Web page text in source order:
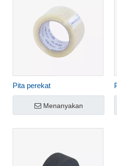
Pita perekat
Menanyakan